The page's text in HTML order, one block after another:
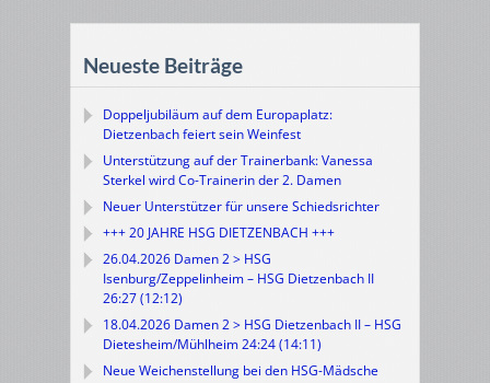
Neueste Beiträge
Doppeljubiläum auf dem Europaplatz:
Dietzenbach feiert sein Weinfest
Unterstützung auf der Trainerbank: Vanessa
Sterkel wird Co-Trainerin der 2. Damen
Neuer Unterstützer für unsere Schiedsrichter
+++ 20 JAHRE HSG DIETZENBACH +++
26.04.2026 Damen 2 > HSG
Isenburg/Zeppelinheim – HSG Dietzenbach II
26:27 (12:12)
18.04.2026 Damen 2 > HSG Dietzenbach II – HSG
Dietesheim/Mühlheim 24:24 (14:11)
Neue Weichenstellung bei den HSG-Mädsche